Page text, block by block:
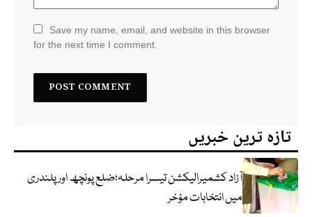
Save my name, email, and website in this browser
for the next time I comment.
تازہ ترین خبریں
آزاد کشمیرالیکشن تیسرا مرحلہ؛ضلع پونچھ اور پلندری
میں انتخابات مؤخر